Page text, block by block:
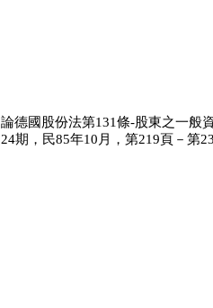
論德國股份法第131條-股東之一般
24期，民85年10月，第219頁－第